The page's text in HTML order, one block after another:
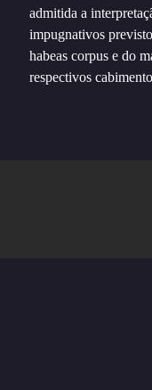
admitida a
impugnativos
habeas corpus e do
respectivos